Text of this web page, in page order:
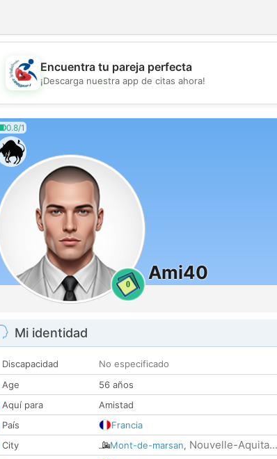
💖
Encuentra tu pareja perfecta
¡Descarga nuestra app de citas ahora!
0.8/1
0
Ami40
Mi identidad
Discapacidad
No especificado
Age
56 años
Aquí para
Amistad
País
Francia
City
Mont-de-marsan, Nouvelle-Aquita...